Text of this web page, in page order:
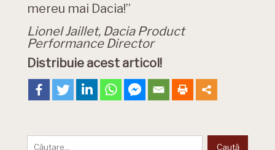
mereu mai Dacia!”
Lionel Jaillet, Dacia Product
Performance Director
Distribuie acest articol!